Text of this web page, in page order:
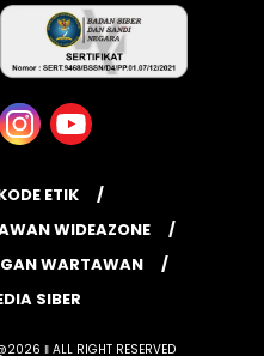
ETIK
WIDEAZONE
WARTAWAN
SIBER
‖ ALL RIGHT RESERVED